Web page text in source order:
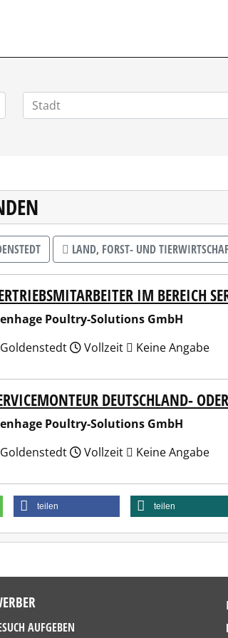
LAND, FORST- UND
GmbH IM BEREICH
Poultry-Solutions GmbH
Goldenstedt
Vollzeit Keine Angabe
GmbH DEUTSCHLAND-
Poultry-Solutions GmbH
Goldenstedt
Vollzeit Keine Angabe
teilen teilen
AUFGEBEN